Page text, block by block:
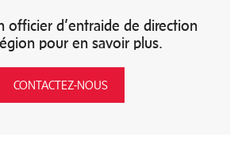
officier d’entraide de direction
pour en savoir plus.
CONTACTEZ-NOUS